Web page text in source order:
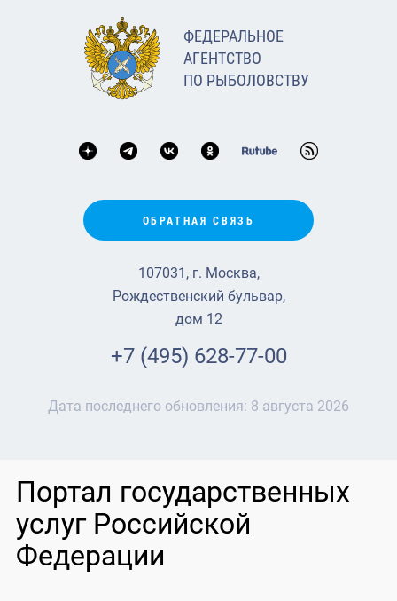
ФЕДЕРАЛЬНОЕ
АГЕНТСТВО
ПО РЫБОЛОВСТВУ
ОБРАТНАЯ СВЯЗЬ
107031, г. Москва,
Рождественский бульвар,
дом 12
+7 (495) 628-77-00
Дата последнего обновления: 8 августа 2026
Портал государственных
услуг Российской
Федерации